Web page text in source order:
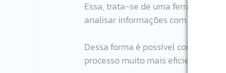
Essa, trata-se de uma ferramenta
analisar informações com apoio de
Dessa forma é possível
processo muito mais eficiente e